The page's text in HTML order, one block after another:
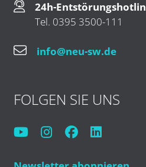
24h-
Tel. 0395 3500-111
info@neu-sw.de
FOLGEN SIE UNS